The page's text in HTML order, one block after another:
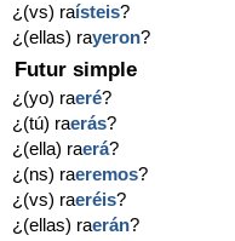
¿(vs) raísteis?
¿(ellas) rayeron?
Futur simple
¿(yo) raeré?
¿(tú) raerás?
¿(ella) raerá?
¿(ns) raeremos?
¿(vs) raeréis?
¿(ellas) raerán?